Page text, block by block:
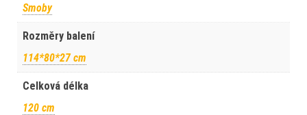
Smoby
Rozměry balení
114*80*27 cm
Celková délka
120 cm